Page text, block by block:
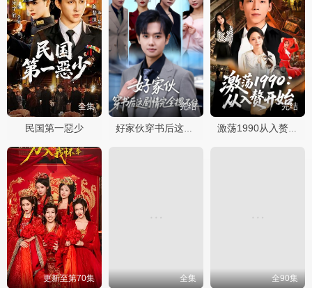
全集
民国第一惡少
完结
好家伙穿书后这剧情完全摁不住
完结
激荡1990从入赘开始
更新至第70集 全集 全90集